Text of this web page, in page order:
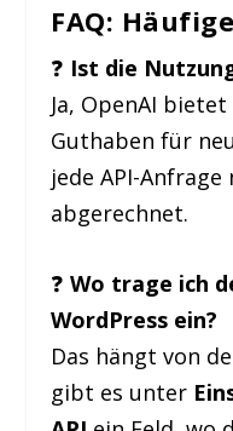
FAQ:
❓ Ist die
Ja, OpenAI
Guthaben für
jede API-
abgerechnet.
❓Wo trage ich
WordPress ein?
Das hängt von
gibt es unter